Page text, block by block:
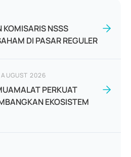
NSSS
DI PASAR REGULER
AUGUST 2026
PERKUAT
EKOSISTEM